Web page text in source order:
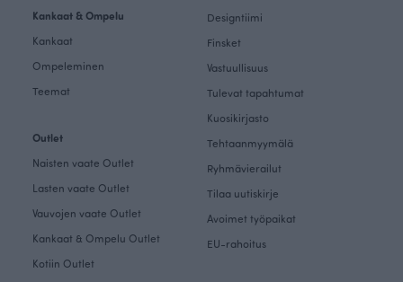
Kankaat & Ompelu
Kankaat
Ompeleminen
Teemat
Outlet
Naisten vaate Outlet
Lasten vaate Outlet
Vauvojen vaate Outlet
Kankaat & Ompelu Outlet
Kotiin Outlet
Designtiimi
Finsket
Vastuullisuus
Tulevat tapahtumat
Kuosikirjasto
Tehtaanmyymälä
Ryhmävierailut
Tilaa uutiskirje
Avoimet työpaikat
EU-rahoitus